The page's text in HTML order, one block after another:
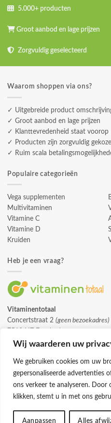
Wij waarderen uw
We gebruiken cookies om uw
gepersonaliseerde advertenties
ons verkeer te analyseren. Door
klikken, stemt u in met ons
Aanpassen Alles
5.000+ producten
Groot aanbod en lage prijzen
Zorgvuldig geselecteerd
Waarom shoppen via ons?
✓ Uitgebreide product
✓ Groot aanbod en lage prijzen
✓ Klanttevredenheid staat voorop
✓ Producten zijn zorgvuldig
✓ Ruim scala
Populaire categorieën
Vega supplementen
Multivitaminen
Vitamine C
Vitamine D
Kruiden
Heb je een vraag?
Vitaminentotaal
Concertstraat 2 (geen bezoekadres)
info@vitaminentotaal.nl